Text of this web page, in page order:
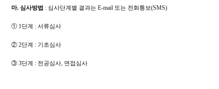
마.심사방법 :심사단계별 결과는E-mail 또는 전화통보(SMS)
① 1단계 :서류심사
②2단계 : 기초심사
③3단계 : 전공심사, 면접심사